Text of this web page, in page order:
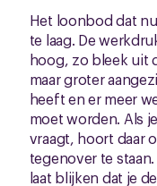
Het loonbod dat
te laag. De
hoog, zo bleek uit
maar groter
heeft en er meer
moet worden. Als
vraagt, hoort daar
tegenover te
laat blijken dat je